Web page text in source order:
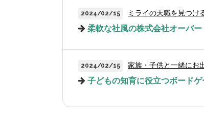
2024/02/15 ミライの天職を見つけ
柔軟な社風の株式会社オーバ
2024/02/15 家族・子供と一緒にお
子どもの知育に役立つボード